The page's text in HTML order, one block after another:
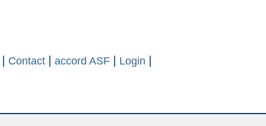
Contact accord ASF Login